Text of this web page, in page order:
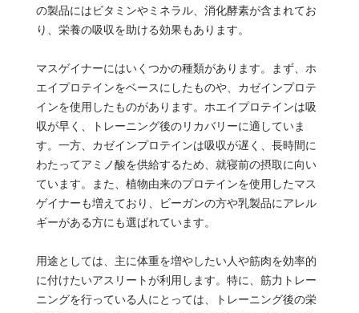
の製品にはビタミンやミネラル、消化酵素が含まれてお
り、栄養の吸収を助ける効果もあります。
マスゲイナーにはいくつかの種類があります。まず、ホ
エイプロテインをベースにしたものや、カゼインプロテ
インを使用したものがあります。ホエイプロテインは吸
収が早く、トレーニング後のリカバリーに適していま
す。一方、カゼインプロテインは吸収が遅く、長時間に
わたってアミノ酸を供給するため、就寝前の摂取に向い
ています。また、植物由来のプロテインを使用したマス
ゲイナーも増えており、ビーガンの方や乳製品にアレル
ギーがある方にも選ばれています。
用途としては、主に体重を増やしたい人や筋肉を効率的
に付けたいアスリートが利用します。特に、筋力トレー
ニングを行っている人にとっては、トレーニング後の栄